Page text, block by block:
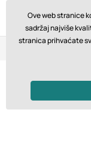
Povrat u roku od
Ove web stranice
sadržaj najviše
stranica prihvaćate